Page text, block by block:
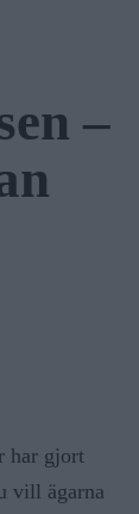
–
har gjort
vill ägarna